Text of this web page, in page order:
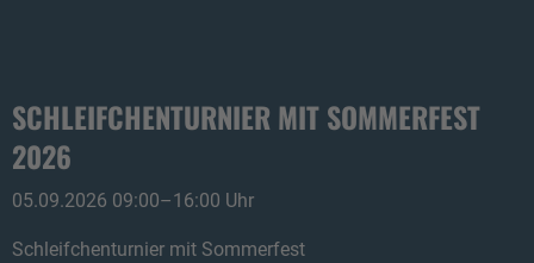
SCHLEIFCHENTURNIER MIT SOMMERFEST
2026
05.09.2026 09:00–16:00 Uhr
Schleifchenturnier mit Sommerfest